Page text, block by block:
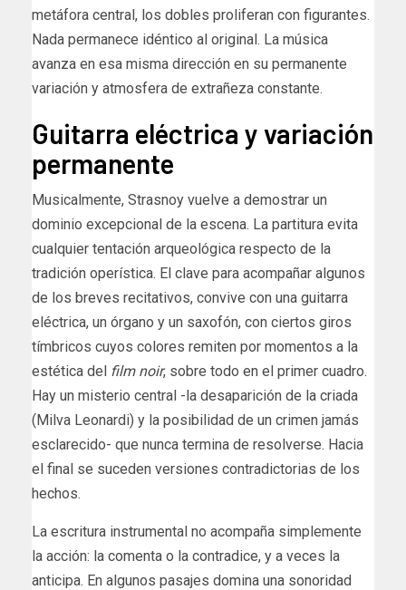
metáfora central, los dobles proliferan con figurantes.
Nada permanece idéntico al original. La música
avanza en esa misma dirección en su permanente
variación y atmosfera de extrañeza constante.
Guitarra eléctrica y variación
permanente
Musicalmente, Strasnoy vuelve a demostrar un
dominio excepcional de la escena. La partitura evita
cualquier tentación arqueológica respecto de la
tradición operística. El clave para acompañar algunos
de los breves recitativos, convive con una guitarra
eléctrica, un órgano y un saxofón, con ciertos giros
tímbricos cuyos colores remiten por momentos a la
estética del film noir, sobre todo en el primer cuadro.
Hay un misterio central -la desaparición de la criada
(Milva Leonardi) y la posibilidad de un crimen jamás
esclarecido- que nunca termina de resolverse. Hacia
el final se suceden versiones contradictorias de los
hechos.
La escritura instrumental no acompaña simplemente
la acción: la comenta o la contradice, y a veces la
anticipa. En algunos pasajes domina una sonoridad